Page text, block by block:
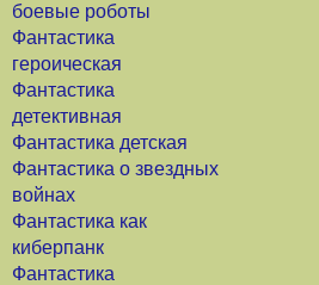
боевые роботы
Фантастика
героическая
Фантастика
детективная
Фантастика детская
Фантастика о звездных
войнах
Фантастика как
киберпанк
Фантастика